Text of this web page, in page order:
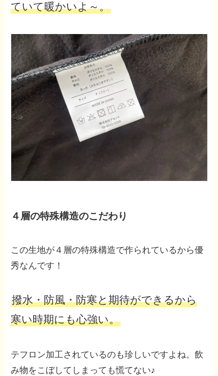
ていて暖かいよ～。
４層の特殊構造のこだわり
この生地が４層の特殊構造で作られているから優
秀なんです！
撥水・防風・防寒と期待ができるから
寒い時期にも心強い。
テフロン加工されているのも珍しいですよね。飲
み物をこぼしてしまっても慌てない♪